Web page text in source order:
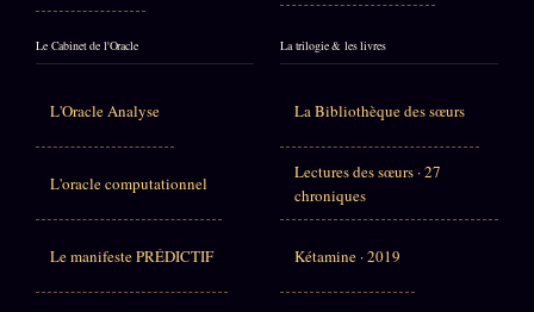
Le Cabinet de l'Oracle
L'Oracle Analyse
L'oracle computationnel
Le manifeste PRÉDICTIF
La trilogie & les livres
La Bibliothèque des sœurs
Lectures des sœurs · 27
chroniques
Kétamine · 2019